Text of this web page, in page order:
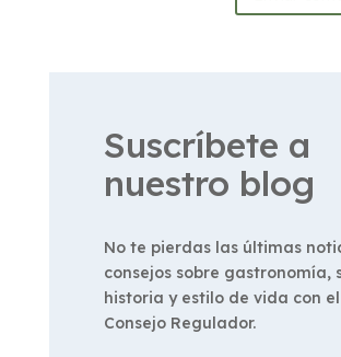
Suscríbete a
nuestro blog
No te pierdas las últimas
consejos sobre gastronomía,
historia y estilo de vida con el
Consejo Regulador.